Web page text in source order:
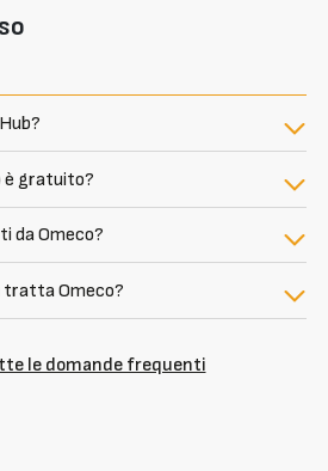
è gratuito?
da Omeco?
tratta Omeco?
le domande frequenti